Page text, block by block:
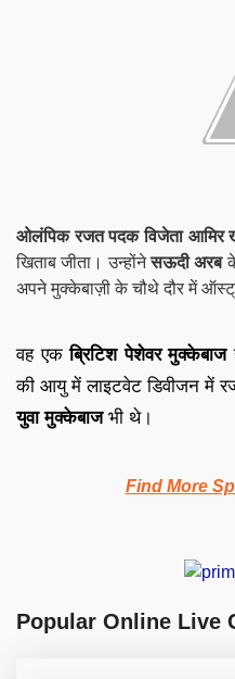
ओलंपिक रजत पदक विजेता आमिर
खिताब जीता। उन्होंनेसऊदी अरब
अपने मुक्केबाज़ी के चौथे दौर में
वह एकब्रिटिश पेशेवर मुक्केबाज
की आयु में लाइटवेट डिवीजन में
युवा मुक्केबाजभी थे।
Find More
Popular Online Live